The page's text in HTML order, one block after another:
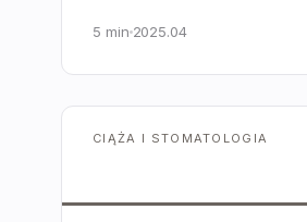
5 min 2025.04
CIĄŻA I STOMATOLOGIA